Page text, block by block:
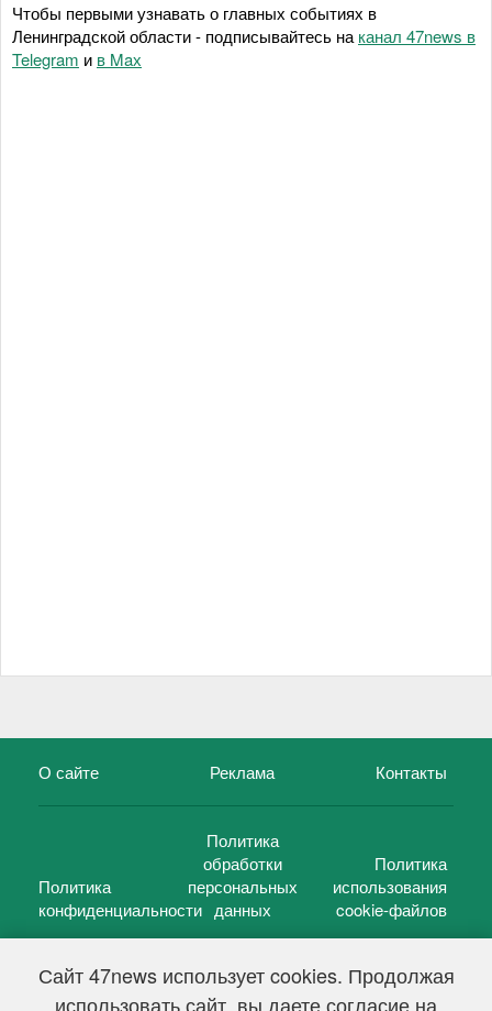
Сайт 47news использует cookies. Продолжая
использовать сайт, вы даете согласие на
Чтобы первыми узнавать о главных событиях в
Ленинградской области - подписывайтесь на канал 47news в
Telegram и в Maх
О сайте Реклама Контакты
Политика
конфиденциальности
Политика
обработки
персональных
данных
Политика
использования
cookie-файлов